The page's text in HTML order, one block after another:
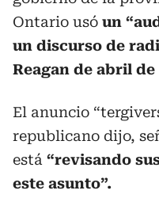
Ontario usó un
un discurso de
Reagan de abril de
El anuncio
republicano dijo,
está “revisando
este asunto”.